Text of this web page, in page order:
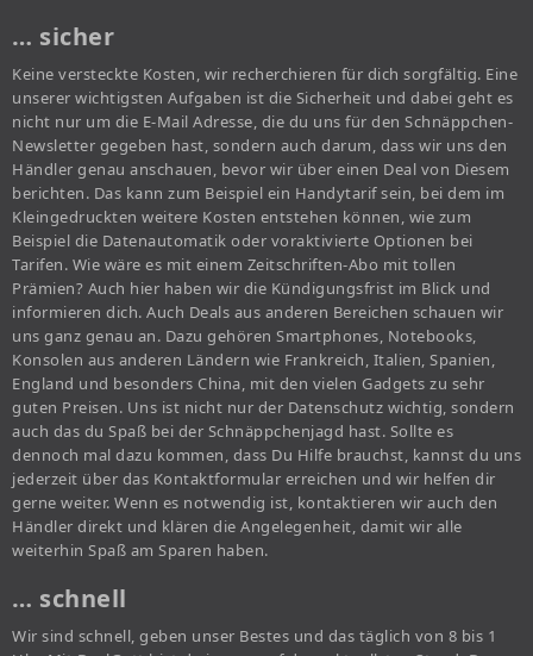
… sicher
Keine versteckte Kosten, wir recherchieren für dich sorgfältig. Eine
unserer wichtigsten Aufgaben ist die Sicherheit und dabei geht es
nicht nur um die E-Mail Adresse, die du uns für den Schnäppchen-
Newsletter gegeben hast, sondern auch darum, dass wir uns den
Händler genau anschauen, bevor wir über einen Deal von Diesem
berichten. Das kann zum Beispiel ein Handytarif sein, bei dem im
Kleingedruckten weitere Kosten entstehen können, wie zum
Beispiel die Datenautomatik oder voraktivierte Optionen bei
Tarifen. Wie wäre es mit einem Zeitschriften-Abo mit tollen
Prämien? Auch hier haben wir die Kündigungsfrist im Blick und
informieren dich. Auch Deals aus anderen Bereichen schauen wir
uns ganz genau an. Dazu gehören Smartphones, Notebooks,
Konsolen aus anderen Ländern wie Frankreich, Italien, Spanien,
England und besonders China, mit den vielen Gadgets zu sehr
guten Preisen. Uns ist nicht nur der Datenschutz wichtig, sondern
auch das du Spaß bei der Schnäppchenjagd hast. Sollte es
dennoch mal dazu kommen, dass Du Hilfe brauchst, kannst du uns
jederzeit über das Kontaktformular erreichen und wir helfen dir
gerne weiter. Wenn es notwendig ist, kontaktieren wir auch den
Händler direkt und klären die Angelegenheit, damit wir alle
weiterhin Spaß am Sparen haben.
… schnell
Wir sind schnell, geben unser Bestes und das täglich von 8 bis 1